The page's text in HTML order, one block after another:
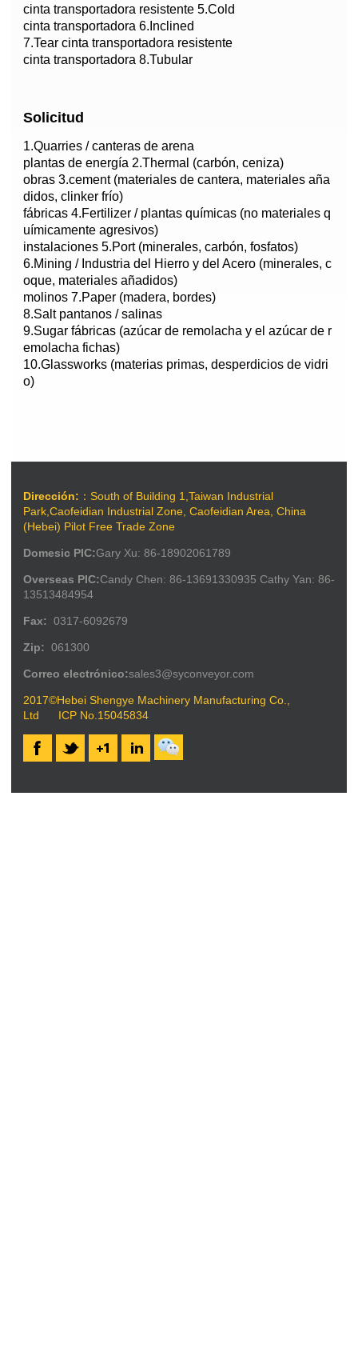
cinta transportadora resistente 5.Cold
cinta transportadora 6.Inclined
7.Tear cinta transportadora resistente
cinta transportadora 8.Tubular
Solicitud
1.Quarries / canteras de arena
plantas de energía 2.Thermal (carbón, ceniza)
obras 3.cement (materiales de cantera, materiales aña
didos, clinker frío)
fábricas 4.Fertilizer / plantas químicas (no materiales q
uímicamente agresivos)
instalaciones 5.Port (minerales, carbón, fosfatos)
6.Mining / Industria del Hierro y del Acero (minerales, c
oque, materiales añadidos)
molinos 7.Paper (madera, bordes)
8.Salt pantanos / salinas
9.Sugar fábricas (azúcar de remolacha y el azúcar de r
emolacha fichas)
10.Glassworks (materias primas, desperdicios de vidri
o)
Dirección: ：South of Building 1,Taiwan Industrial
Park,Caofeidian Industrial Zone, Caofeidian Area, China
(Hebei) Pilot Free Trade Zone
Domesic PIC:Gary Xu: 86-18902061789
Overseas PIC:Candy Chen: 86-13691330935 Cathy Yan: 86-
13513484954
Fax: 0317-6092679
Zip: 061300
Correo electrónico:sales3@syconveyor.com
2017©Hebei Shengye Machinery Manufacturing Co.,
Ltd ICP No.15045834